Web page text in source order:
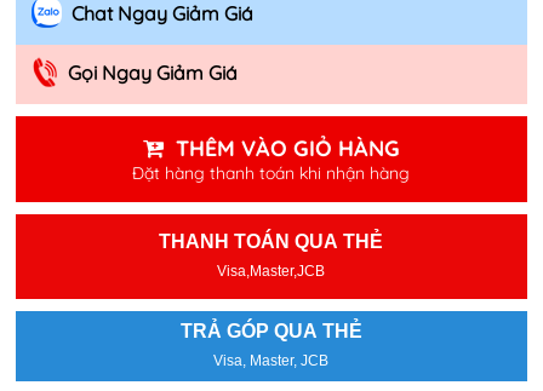
Chat Ngay Giảm Giá
Gọi Ngay Giảm Giá
THÊM VÀO GIỎ HÀNG
Đặt hàng thanh toán khi nhận hàng
THANH TOÁN QUA THẺ
Visa,Master,JCB
TRẢ GÓP QUA THẺ
Visa, Master, JCB